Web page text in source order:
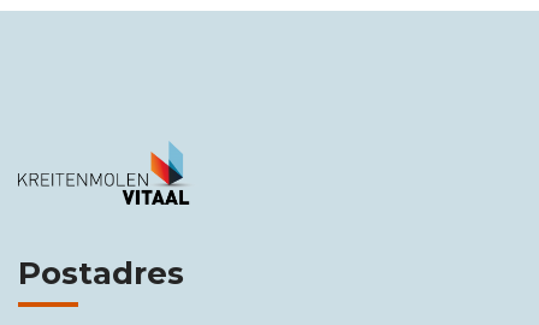
Postadres